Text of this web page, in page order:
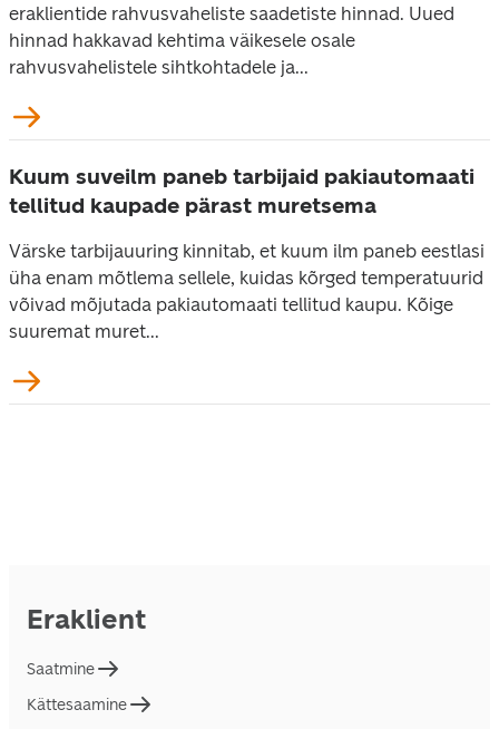
eraklientide rahvusvaheliste saadetiste hinnad. Uued
hinnad hakkavad kehtima väikesele osale
rahvusvahelistele sihtkohtadele ja...
Kuum suveilm paneb tarbijaid pakiautomaati
tellitud kaupade pärast muretsema
Värske tarbijauuring kinnitab, et kuum ilm paneb eestlasi
üha enam mõtlema sellele, kuidas kõrged temperatuurid
võivad mõjutada pakiautomaati tellitud kaupu. Kõige
suuremat muret...
Eraklient
Saatmine
Kättesaamine